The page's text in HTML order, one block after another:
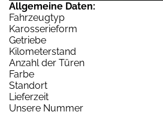
Allgemeine Daten:
Fahrzeugtyp
Karosserieform
Getriebe
Kilometerstand
Anzahl der Türen
Farbe
Standort
Lieferzeit
Unsere Nummer